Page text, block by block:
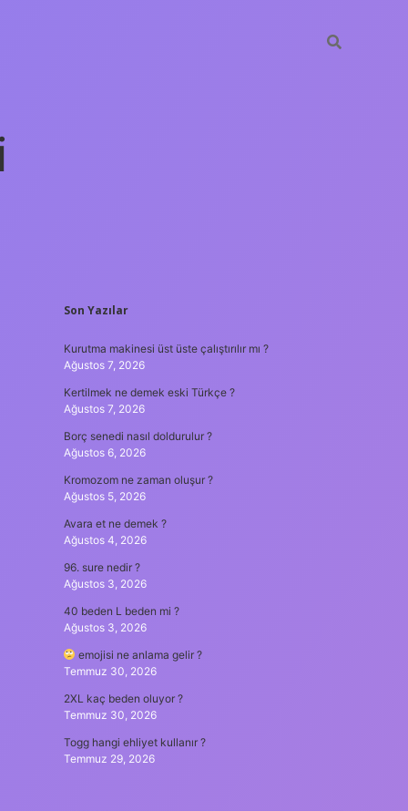
SIDEBAR
Son Yazılar
Kurutma makinesi üst üste çalıştırılır mı ?
Ağustos 7, 2026
Kertilmek ne demek eski Türkçe ?
Ağustos 7, 2026
Borç senedi nasıl doldurulur ?
Ağustos 6, 2026
Kromozom ne zaman oluşur ?
Ağustos 5, 2026
Avara et ne demek ?
Ağustos 4, 2026
96. sure nedir ?
Ağustos 3, 2026
40 beden L beden mi ?
Ağustos 3, 2026
emojisi ne anlama gelir ?
Temmuz 30, 2026
2XL kaç beden oluyor ?
Temmuz 30, 2026
Togg hangi ehliyet kullanır ?
Temmuz 29, 2026